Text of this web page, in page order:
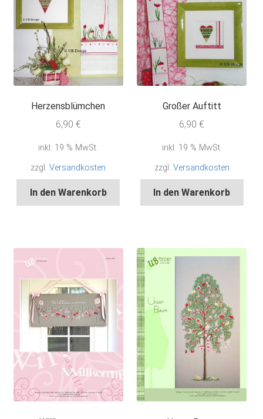
Herzensblümchen
6,90 €
inkl. 19 % MwSt.
zzgl.Versandkosten
In den Warenkorb
Großer Auftitt
6,90€
inkl. 19 % MwSt.
zzgl. Versandkosten
In den Warenkorb